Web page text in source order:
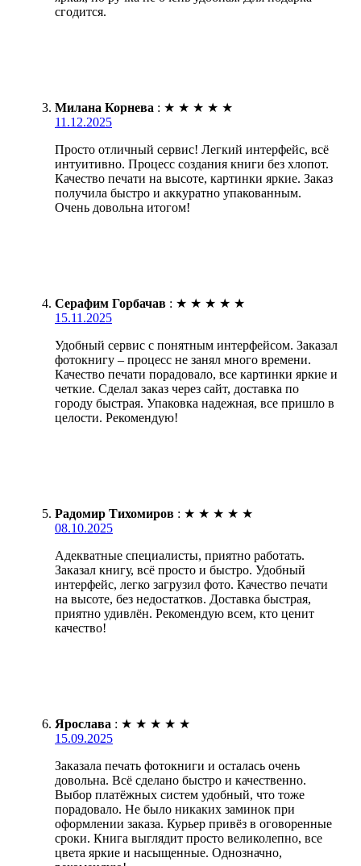
сгодится.
Милана Корнева : ★ ★ ★ ★ ★
11.12.2025
Просто отличный сервис! Легкий интерфейс, всё
интуитивно. Процесс создания книги без хлопот.
Качество печати на высоте, картинки яркие. Заказ
получила быстро и аккуратно упакованным.
Очень довольна итогом!
Серафим Горбачав : ★ ★ ★ ★ ★
15.11.2025
Удобный сервис с понятным интерфейсом. Заказал
фотокнигу – процесс не занял много времени.
Качество печати порадовало, все картинки яркие и
четкие. Сделал заказ через сайт, доставка по
городу быстрая. Упаковка надежная, все пришло в
целости. Рекомендую!
Радомир Тихомиров : ★ ★ ★ ★ ★
08.10.2025
Адекватные специалисты, приятно работать.
Заказал книгу, всё просто и быстро. Удобный
интерфейс, легко загрузил фото. Качество печати
на высоте, без недостатков. Доставка быстрая,
приятно удивлён. Рекомендую всем, кто ценит
качество!
Ярослава : ★ ★ ★ ★ ★
15.09.2025
Заказала печать фотокниги и осталась очень
довольна. Всё сделано быстро и качественно.
Выбор платёжных систем удобный, что тоже
порадовало. Не было никаких заминок при
оформлении заказа. Курьер привёз в оговоренные
сроки. Книга выглядит просто великолепно, все
цвета яркие и насыщенные. Однозначно,